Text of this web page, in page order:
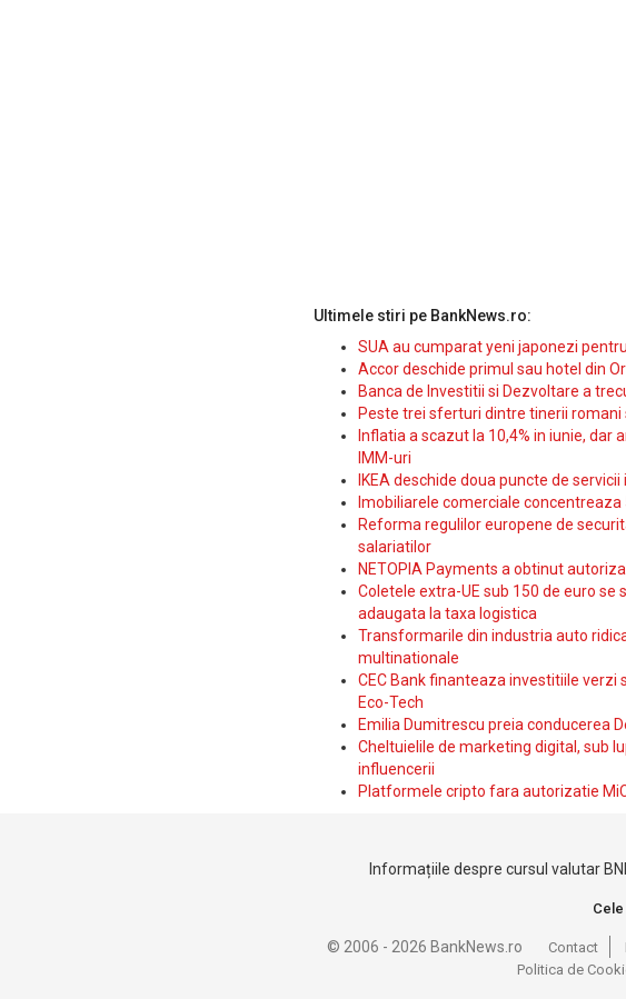
Ultimele stiri pe BankNews.ro:
SUA au cumparat yeni japonezi
Accor deschide primul sau hotel din
Banca de Investitii si Dezvoltare a
Peste trei sferturi dintre tinerii
Inflatia a scazut la 10,4% in iunie,
IMM-uri
IKEA deschide doua puncte de
Imobiliarele comerciale
Reforma regulilor europene de
salariatilor
NETOPIA Payments a obtinut
Coletele extra-UE sub 150 de euro
adaugata la taxa logistica
Transformarile din industria auto
multinationale
CEC Bank finanteaza investitiile verzi
Eco-Tech
Emilia Dumitrescu preia conducerea
Cheltuielile de marketing digital, sub
influencerii
Platformele cripto fara autorizatie
Informațiile despre cursul valutar
© 2006 - 2026 BankNews.ro Contact
Politica de